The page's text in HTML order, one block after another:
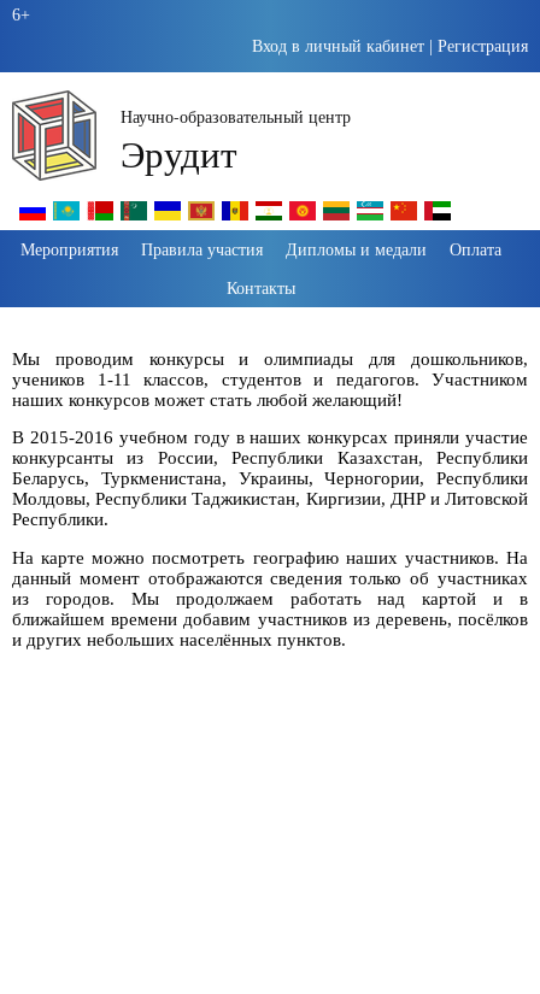
6+
Вход в личный кабинет
Регистрация
Научно-образовательный центр
Эрудит
Пропустить
навигацию
Мероприятия Правила участия Дипломы и медали
Оплата
Контакты
Мы проводим конкурсы и олимпиады для дошкольников,
учеников 1-11 классов, студентов и педагогов. Участником
наших конкурсов может стать любой желающий!
В 2015-2016 учебном году в наших конкурсах приняли участие
конкурсанты из России, Республики Казахстан, Республики
Беларусь, Туркменистана, Украины, Черногории, Республики
Молдовы, Республики Таджикистан, Киргизии, ДНР и Литовской
Республики.
На карте можно посмотреть географию наших участников. На
данный момент отображаются сведения только об участниках
из городов. Мы продолжаем работать над картой и в
ближайшем времени добавим участников из деревень, посёлков
и других небольших населённых пунктов.